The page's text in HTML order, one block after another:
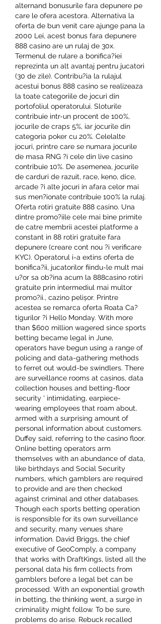
alternand bonusurile fara depunere pe
care le ofera acestora. Alternativa la
oferta de bun venit care ajunge pana la
2000 Lei, acest bonus fara depunere
888 casino are un rulaj de 30x.
Termenul de rulare a bonifica?iei
reprezinta un alt avantaj pentru jucatori
(30 de zile). Contribu?ia la rulajul
acestui bonus 888 casino se realizeaza
la toate categoriile de jocuri din
portofoliul operatorului. Sloturile
contribuie intr-un procent de 100%,
jocurile de craps 5%, iar jocurile din
categoria poker cu 20%. Celelalte
jocuri, printre care se numara jocurile
de masa RNG ?i cele din live casino
contribuie 10%. De asemenea, jocurile
de carduri de razuit, race, keno, dice,
arcade ?i alte jocuri in afara celor mai
sus men?ionate contribuie 100% la rulaj.
Oferta rotiri gratuite 888 casino. Una
dintre promo?iile cele mai bine primite
de catre membrii acestei platforme a
constant in 88 rotiri gratuite fara
depunere (creare cont nou ?i verificare
KYC). Operatorul i-a extins oferta de
bonifica?ii, jucatorilor fiindu-le mult mai
u?or sa ob?ina acum la 888casino rotiri
gratuite prin intermediul mai multor
promo?ii., cazino pelișor. Printre
acestea se remarca oferta Roata Ca?
tigurilor ?i Hello Monday. With more
than $600 million wagered since sports
betting became legal in June,
operators have begun using a range of
policing and data-gathering methods
to ferret out would-be swindlers. There
are surveillance rooms at casinos, data
collection houses and betting-floor
security ' intimidating, earpiece-
wearing employees that roam about,
armed with a surprising amount of
personal information about customers.
Duffey said, referring to the casino floor.
Online betting operators arm
themselves with an abundance of data,
like birthdays and Social Security
numbers, which gamblers are required
to provide and are then checked
against criminal and other databases.
Though each sports betting operation
is responsible for its own surveillance
and security, many venues share
information. David Briggs, the chief
executive of GeoComply, a company
that works with DraftKings, listed all the
personal data his firm collects from
gamblers before a legal bet can be
processed. With an exponential growth
in betting, the thinking went, a surge in
criminality might follow. To be sure,
problems do arise. Rebuck recalled